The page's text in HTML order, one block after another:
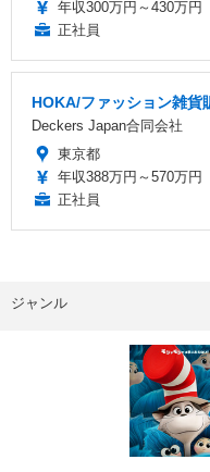
年収300万円～430万円
正社員
HOKA/ファッション雑貨
Deckers Japan合同会社
東京都
年収388万円～570万円
正社員
ジャンル